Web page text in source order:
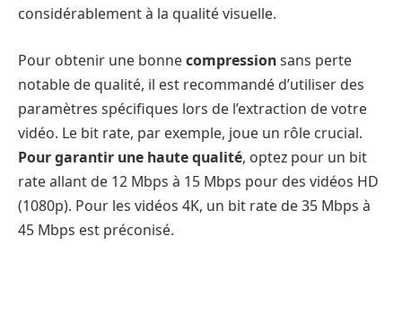
considérablement à la qualité visuelle.
Pour obtenir une bonnecompressionsans perte
notable de qualité, il est recommandé d’utiliser des
paramètres spécifiques lors de l’extraction de votre
vidéo. Le bit rate, par exemple, joue un rôle crucial.
Pour garantir une haute qualité, optez pour un bit
rate allant de 12 Mbps à 15 Mbps pour des vidéos HD
(1080p). Pour les vidéos 4K, un bit rate de 35 Mbps à
45 Mbps est préconisé.